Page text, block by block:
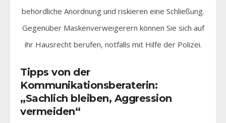
behördliche Anordnung und riskieren eine Schließung.
Gegenüber Maskenverweigerern können Sie sich auf
ihr Hausrecht berufen, notfalls mit Hilfe der Polizei.
Tipps von der
Kommunikationsberaterin:
„Sachlich bleiben, Aggression
vermeiden“